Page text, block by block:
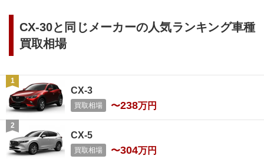
CX-30と同じメーカーの人気ランキング車種
買取相場
CX-3
買取相場 〜238万円
CX-5
買取相場 〜304万円